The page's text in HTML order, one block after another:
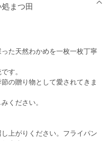
まつ田
た天然わかめを一枚一枚丁寧
す。
の贈り物として愛されてきま
ください。
上がりください。フライパン